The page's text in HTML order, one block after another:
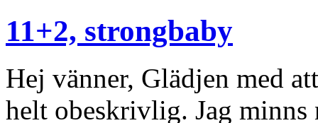
11+2, strongbaby
Hej vänner, Glädjen med
helt obeskrivlig. Jag minns